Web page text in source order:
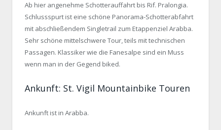
Ab hier angenehme Schotterauffahrt bis Rif. Pralongia.
Schlussspurt ist eine schöne Panorama-Schotterabfahrt
mit abschließendem Singletrail zum Etappenziel Arabba.
Sehr schöne mittelschwere Tour, teils mit technischen
Passagen. Klassiker wie die Fanesalpe sind ein Muss
wenn man in der Gegend biked.
Ankunft: St. Vigil Mountainbike Touren
Ankunft ist in Arabba.